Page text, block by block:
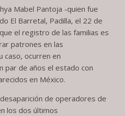
Mabel Pantoja -quien fue
El Barretal, Padilla, el 22 de
el registro de las familias es
patrones en las
caso, ocurren en
par de años el estado con
en México.
de operadores de
los dos últimos